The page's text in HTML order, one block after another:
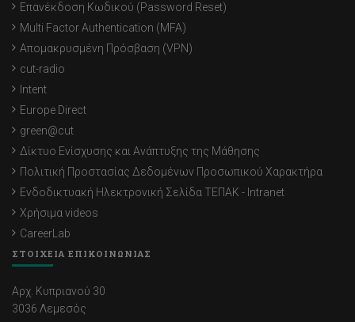
Επανέκδοση Κωδικού (Password Reset)
Multi Factor Authentication (MFA)
Απομακρυσμένη Πρόσβαση (VPN)
cut-radio
Intent
Europe Direct
green@cut
Δίκτυο Ενίσχυσης και Ανάπτυξης της Μάθησης
Πολιτική Προστασίας Δεδομένων Προσωπικού Χαρακτήρα
Ενδοδικτυακή Ηλεκτρονική Σελίδα ΤΕΠΑΚ - Intranet
Χρήσιμα videos
CareerLab
ΣΤΟΙΧΕΙΑ ΕΠΙΚΟΙΝΩΝΙΑΣ
Αρχ. Κυπριανού 30
3036 Λεμεσός